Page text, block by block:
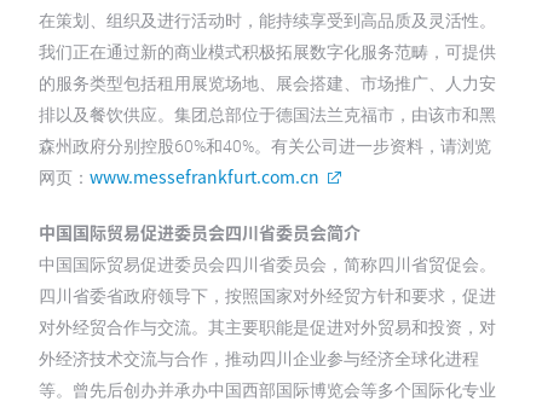
在策划、组织及进行活动时，能持续享受到高品质及灵活性。
我们正在通过新的商业模式积极拓展数字化服务范畴，可提供
的服务类型包括租用展览场地、展会搭建、市场推广、人力安
排以及餐饮供应。集团总部位于德国法兰克福市，由该市和黑
森州政府分别控股60%和40%。有关公司进一步资料，请浏览
网页： www.messefrankfurt.com.cn
中国国际贸易促进委员会四川省委员会简介
中国国际贸易促进委员会四川省委员会，简称四川省贸促会。
四川省委省政府领导下，按照国家对外经贸方针和要求，促进
对外经贸合作与交流。其主要职能是促进对外贸易和投资，对
外经济技术交流与合作，推动四川企业参与经济全球化进程
等。曾先后创办并承办中国西部国际博览会等多个国际化专业